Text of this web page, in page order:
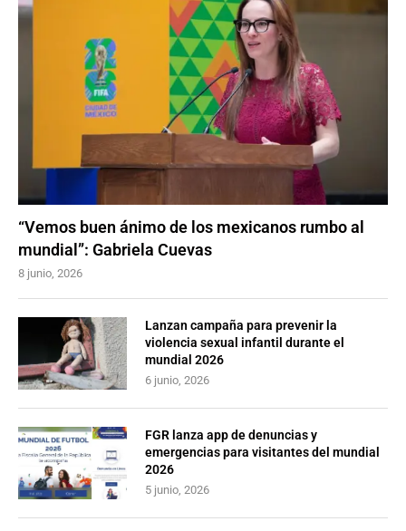
“Vemos buen ánimo de los mexicanos rumbo al
mundial”: Gabriela Cuevas
8 junio, 2026
Lanzan campaña para prevenir la
violencia sexual infantil durante el
mundial 2026
6 junio, 2026
FGR lanza app de denuncias y
emergencias para visitantes del mundial
2026
5 junio, 2026